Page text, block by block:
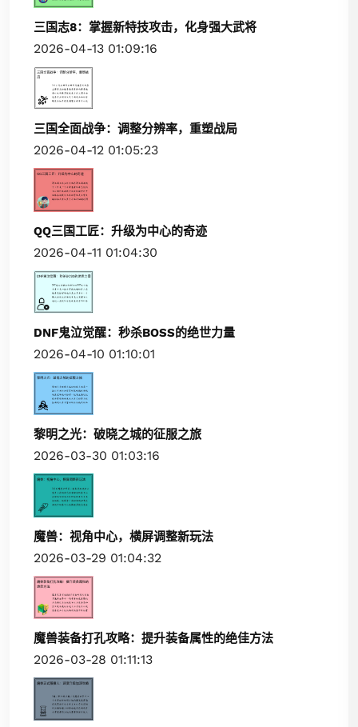
三国志8：掌握新特技攻击，化身强大武将
2026-04-13 01:09:16
三国全面战争：调整分辨率，重塑战局
2026-04-12 01:05:23
QQ三国工匠：升级为中心的奇迹
2026-04-11 01:04:30
DNF鬼泣觉醒：秒杀BOSS的绝世力量
2026-04-10 01:10:01
黎明之光：破晓之城的征服之旅
2026-03-30 01:03:16
魔兽：视角中心，横屏调整新玩法
2026-03-29 01:04:32
魔兽装备打孔攻略：提升装备属性的绝佳方法
2026-03-28 01:11:13